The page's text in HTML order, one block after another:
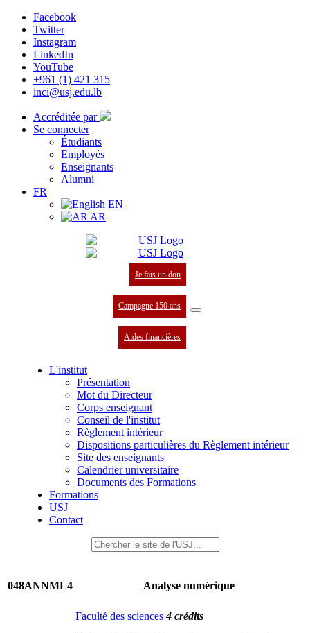
Facebook
Twitter
Instagram
LinkedIn
YouTube
+961 (1) 421 315
inci@usj.edu.lb
Accréditée par
Se connecter
Étudiants
Employés
Enseignants
Alumni
FR
EN
AR
Je fais un don
Campagne 150 ans
Aides financières
L'institut
Présentation
Mot du Directeur
Corps enseignant
Conseil de l'institut
Règlement intérieur
Dispositions particulières du Règlement intérieur
Site des enseignants
Calendrier universitaire
Documents des Formations
Formations
USJ
Contact
048ANNML4 Analyse numérique
Faculté des sciences4 crédits